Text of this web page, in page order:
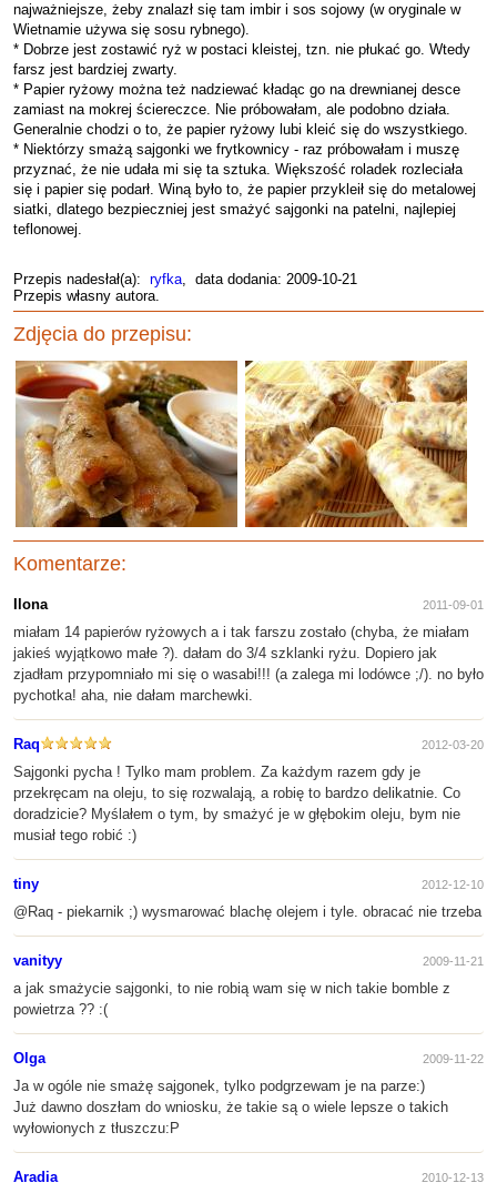
najważniejsze, żeby znalazł się tam imbir i sos sojowy (w oryginale w
Wietnamie używa się sosu rybnego).
* Dobrze jest zostawić ryż w postaci kleistej, tzn. nie płukać go. Wtedy
farsz jest bardziej zwarty.
* Papier ryżowy można też nadziewać kładąc go na drewnianej desce
zamiast na mokrej ściereczce. Nie próbowałam, ale podobno działa.
Generalnie chodzi o to, że papier ryżowy lubi kleić się do wszystkiego.
* Niektórzy smażą sajgonki we frytkownicy - raz próbowałam i muszę
przyznać, że nie udała mi się ta sztuka. Większość roladek rozleciała
się i papier się podarł. Winą było to, że papier przykleił się do metalowej
siatki, dlatego bezpieczniej jest smażyć sajgonki na patelni, najlepiej
teflonowej.
Przepis nadesłał(a): ryfka, data dodania: 2009-10-21
Przepis własny autora.
Zdjęcia do przepisu:
Komentarze:
Ilona 2011-09-01
miałam 14 papierów ryżowych a i tak farszu zostało (chyba, że miałam
jakieś wyjątkowo małe ?). dałam do 3/4 szklanki ryżu. Dopiero jak
zjadłam przypomniało mi się o wasabi!!! (a zalega mi lodówce ;/). no było
pychotka! aha, nie dałam marchewki.
Raq 2012-03-20
Sajgonki pycha ! Tylko mam problem. Za każdym razem gdy je
przekręcam na oleju, to się rozwalają, a robię to bardzo delikatnie. Co
doradzicie? Myślałem o tym, by smażyć je w głębokim oleju, bym nie
musiał tego robić :)
tiny 2012-12-10
@Raq - piekarnik ;) wysmarować blachę olejem i tyle. obracać nie trzeba
vanityy 2009-11-21
a jak smażycie sajgonki, to nie robią wam się w nich takie bomble z
powietrza ?? :(
Olga 2009-11-22
Ja w ogóle nie smażę sajgonek, tylko podgrzewam je na parze:)
Już dawno doszłam do wniosku, że takie są o wiele lepsze o takich
wyłowionych z tłuszczu:P
Aradia 2010-12-13